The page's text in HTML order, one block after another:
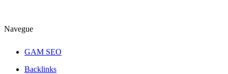
Navegue
GAM SEO
Backlinks